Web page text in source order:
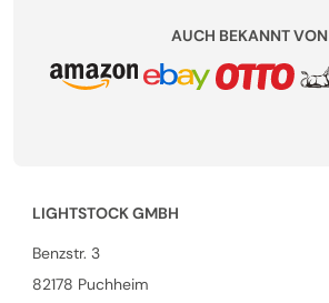
AUCH BEKANNT VON
LIGHTSTOCK GMBH
Benzstr. 3
82178 Puchheim